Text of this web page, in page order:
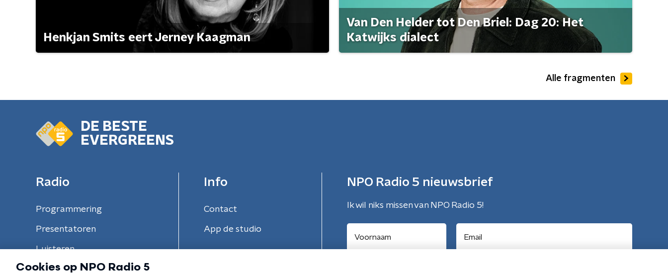
Henkjan Smits eert Jerney Kaagman
Van Den Helder tot Den Briel: Dag 20: Het
Katwijks dialect
Alle fragmenten
DE BESTE
EVERGREENS
Radio
Programmering
Presentatoren
Luisteren
Info
Contact
App de studio
NPO Radio 5 nieuwsbrief
Ik wil niks missen van NPO Radio 5!